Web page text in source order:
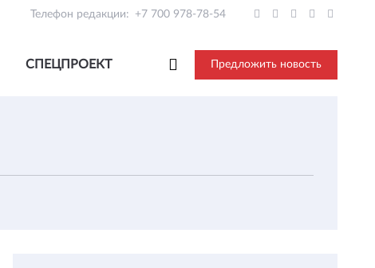
Телефон редакции: +7 700 978-78-54
СПЕЦПРОЕКТ Предложить новость